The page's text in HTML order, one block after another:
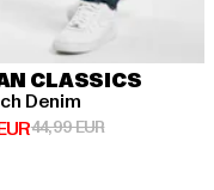
CLASSICS
Denim
Preis: 34,19 EUR
44,99 EURAktionspreis: